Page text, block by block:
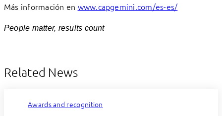
Más información en www.capgemini.com/es-es/
People matter, results count
Related News
Awards and recognition